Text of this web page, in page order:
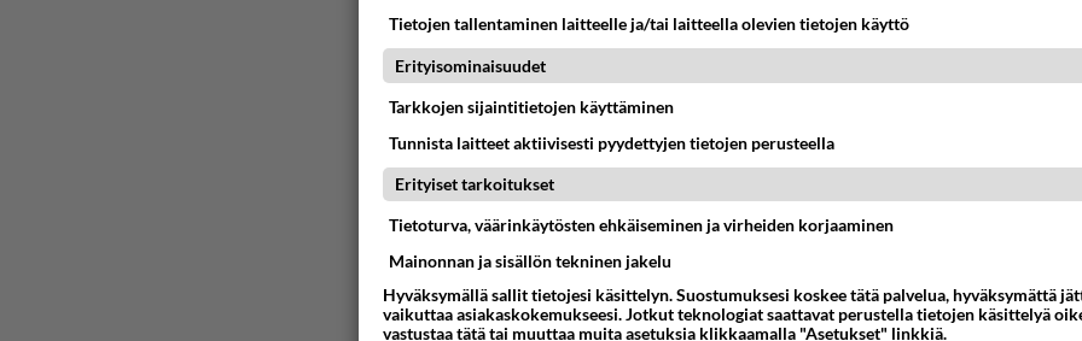
Tietojen tallentaminen laitteelle ja/tai laitteella olevien tietojen käyttö
Erityisominaisuudet
Tarkkojen sijaintitietojen käyttäminen
Tunnista laitteet aktiivisesti pyydettyjen tietojen perusteella
Erityiset tarkoitukset
Tietoturva, väärinkäytösten ehkäiseminen ja virheiden korjaaminen
Mainonnan ja sisällön tekninen jakelu
Hyväksymällä sallit tietojesi käsittelyn. Suostumuksesi koskee tätä palvelua, hyväksymättä
vaikuttaa asiakaskokemukseesi. Jotkut teknologiat saattavat perustella tietojen käsittelyä
vastustaa tätä tai muuttaa muita asetuksia klikkaamalla "Asetukset" linkkiä.